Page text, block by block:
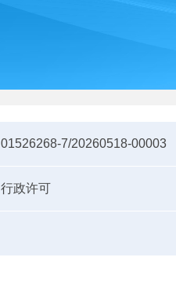
01526268-7/20260518-00003
行政许可